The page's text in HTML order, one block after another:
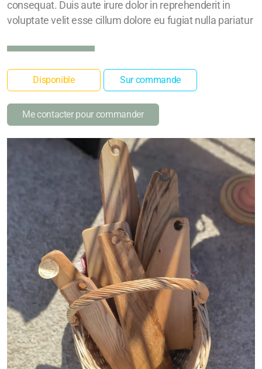
consequat. Duis aute irure dolor in reprehenderit in
voluptate velit esse cillum dolore eu fugiat nulla pariatur
Disponible Sur commande
Me contacter pour commander